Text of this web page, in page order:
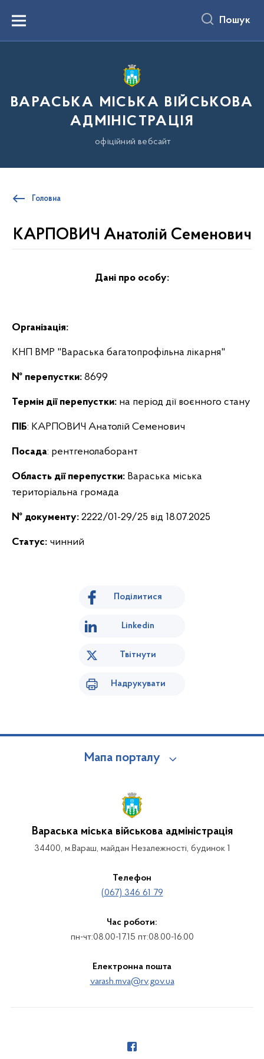
вмістуMenu Пошук
ВАРАСЬКА МІСЬКА ВІЙСЬКОВА
АДМІНІСТРАЦІЯ
офіційний вебсайт
Головна
КАРПОВИЧ Анатолій Семенович
Дані про особу:
Організація:
КНП ВМР "Вараська багатопрофільна лікарня"
№ перепустки: 8699
Термін дії перепустки: на період дії воєнного стану
ПІБ: КАРПОВИЧ Анатолій Семенович
Посада: рентгенолаборант
Область дії перепустки: Вараська міська
територіальна громада
№ документу: 2222/01-29/25 від 18.07.2025
Статус: чинний
Поділитися
Linkedin
Твітнути
Надрукувати
Мапа порталу
Вараська міська військова адміністрація
34400, м.Вараш, майдан Незалежності, будинок 1
Телефон
(067) 346 61 79
Час роботи:
пн-чт:08.00-17.15 пт:08.00-16.00
Електронна пошта
varash.mva@rv.gov.ua